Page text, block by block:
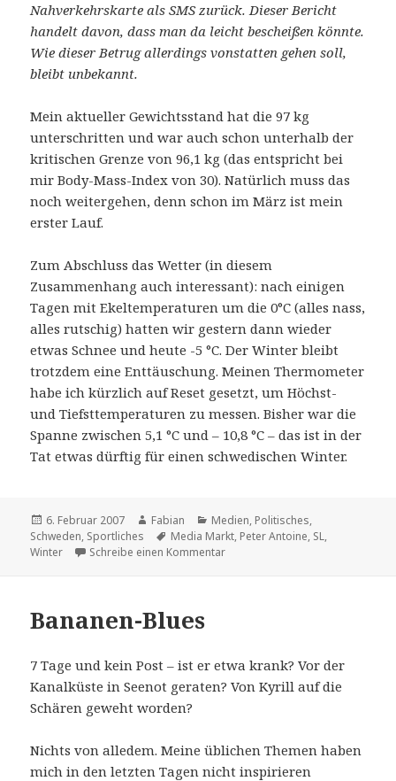
Nahverkehrskarte als SMS zurück. Dieser Bericht
handelt davon, dass man da leicht bescheißen könnte.
Wie dieser Betrug allerdings vonstatten gehen soll,
bleibt unbekannt.
Mein aktueller Gewichtsstand hat die 97 kg
unterschritten und war auch schon unterhalb der
kritischen Grenze von 96,1 kg (das entspricht bei
mir Body-Mass-Index von 30). Natürlich muss das
noch weitergehen, denn schon im März ist mein
erster Lauf.
Zum Abschluss das Wetter (in diesem
Zusammenhang auch interessant): nach einigen
Tagen mit Ekeltemperaturen um die 0°C (alles nass,
alles rutschig) hatten wir gestern dann wieder
etwas Schnee und heute -5 °C. Der Winter bleibt
trotzdem eine Enttäuschung. Meinen Thermometer
habe ich kürzlich auf Reset gesetzt, um Höchst-
und Tiefsttemperaturen zu messen. Bisher war die
Spanne zwischen 5,1 °C und – 10,8 °C – das ist in der
Tat etwas dürftig für einen schwedischen Winter.
Veröffentlicht
am
6. Februar 2007 Autor
Fabian Kategorien
Medien, Politisches,
Schweden, Sportliches Schlagwörter
Media Markt, Peter Antoine, SL,
Winter
Schreibe einen Kommentarzu Uiuiui
Bananen-Blues
7 Tage und kein Post – ist er etwa krank? Vor der
Kanalküste in Seenot geraten? Von Kyrill auf die
Schären geweht worden?
Nichts von alledem. Meine üblichen Themen haben
mich in den letzten Tagen nicht inspirieren